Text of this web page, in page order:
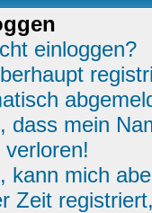
einloggen?
dass mein
kann mich
Zeit